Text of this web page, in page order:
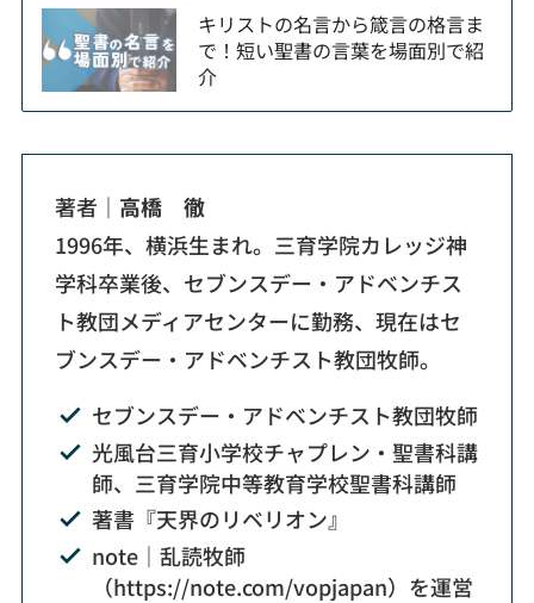
キリストの名言から箴言の格言ま
で！短い聖書の言葉を場面別で紹
介
著者｜ 高橋 徹
1996年、横浜生まれ。三育学院カレッジ神
学科卒業後、セブンスデー・アドベンチス
ト教団メディアセンターに勤務、現在はセ
ブンスデー・アドベンチスト教団牧師。
セブンスデー・アドベンチスト教団牧師
光風台三育小学校チャプレン・聖書科講
師、三育学院中等教育学校聖書科講師
著書『天界のリベリオン』
note｜乱読牧師
（https://note.com/vopjapan）を運営